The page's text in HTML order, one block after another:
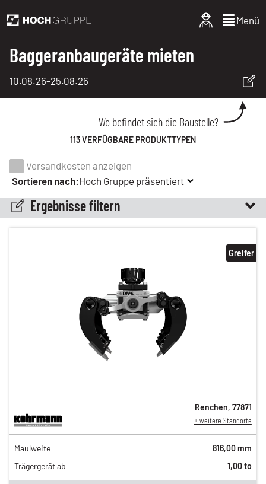
Menü
Baggeranbaugeräte mieten
10.08.26-25.08.26
Wo befindet sich die Baustelle?
113 VERFÜGBARE PRODUKTTYPEN
Ergebnisse filtern
Versandkosten anzeigen
Sortieren nach:Hoch Gruppe präsentiert
61,00 €
49,00 €
42,00 €
Greifer
Renchen, 77871
+ weitere Standorte
Maulweite
816,00 mm
Trägergerät ab
1,00 to